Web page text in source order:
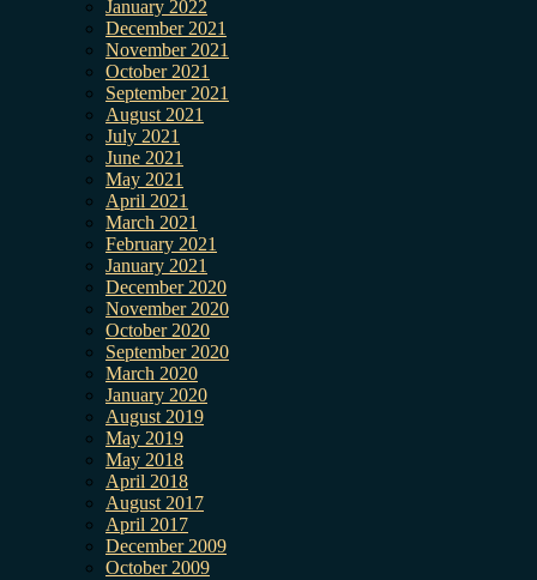
January 2022
December 2021
November 2021
October 2021
September 2021
August 2021
July 2021
June 2021
May 2021
April 2021
March 2021
February 2021
January 2021
December 2020
November 2020
October 2020
September 2020
March 2020
January 2020
August 2019
May 2019
May 2018
April 2018
August 2017
April 2017
December 2009
October 2009